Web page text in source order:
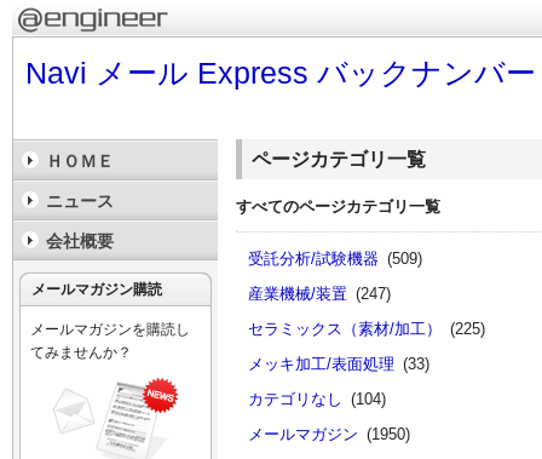
Navi メール Express バックナンバー
ページカテゴリ一覧
すべてのページカテゴリ一覧
受託分析/試験機器 (509)
産業機械/装置 (247)
セラミックス（素材/加工）
(225)
メッキ加工/表面処理 (33)
カテゴリなし (104)
メールマガジン (1950)
ＨＯＭＥ
ニュース
会社概要
メールマガジン購読
メールマガジンを購読し
てみませんか？